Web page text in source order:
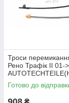
Троси
Рено Трафік II
-5090650
Готово до